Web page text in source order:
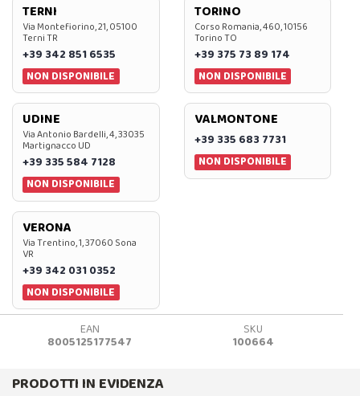
TERNI
Via Montefiorino, 21, 05100
Terni TR
+39 342 851 6535
NON DISPONIBILE
TORINO
Corso Romania, 460, 10156
Torino TO
+39 375 73 89 174
NON DISPONIBILE
UDINE
Via Antonio Bardelli, 4, 33035
Martignacco UD
+39 335 584 7128
NON DISPONIBILE
VALMONTONE
+39 335 683 7731
NON DISPONIBILE
VERONA
Via Trentino, 1, 37060 Sona
VR
+39 342 031 0352
NON DISPONIBILE
EAN
8005125177547
SKU
100664
PRODOTTI IN EVIDENZA